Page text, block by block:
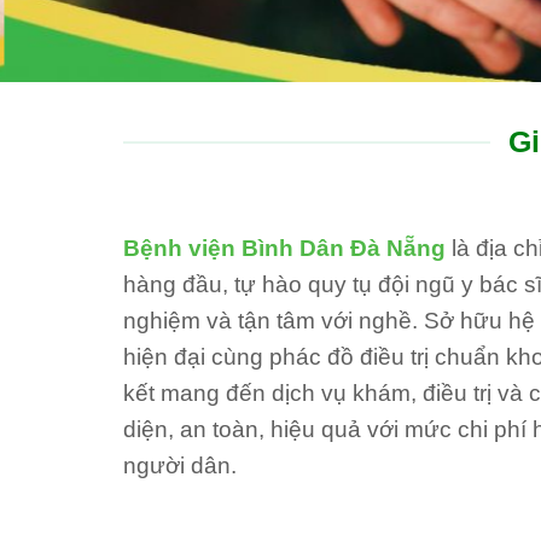
Bệnh viện Bình Dân Đà Nẵng là địa
hàng đầu, tự hào quy tụ đội ngũ y bác
nghiệm và tận tâm với nghề. Sở hữu
hiện đại cùng phác đồ điều trị chuẩn
kết mang đến dịch vụ khám, điều trị và
diện, an toàn, hiệu quả với mức chi phí
người dân.